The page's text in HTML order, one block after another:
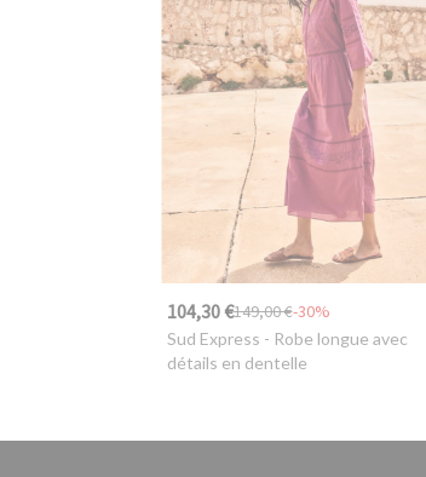
104,30 €149,00 €-30%
Sud Express - Robe longue avec
détails en dentelle